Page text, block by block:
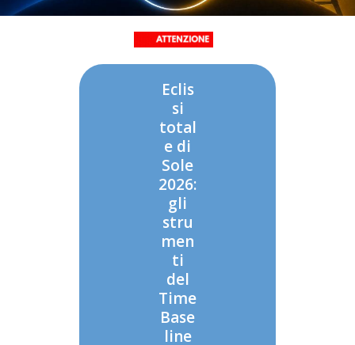
Eclis
si
total
e di
Sole
2026:
gli
stru
men
ti
del
Time
Base
line